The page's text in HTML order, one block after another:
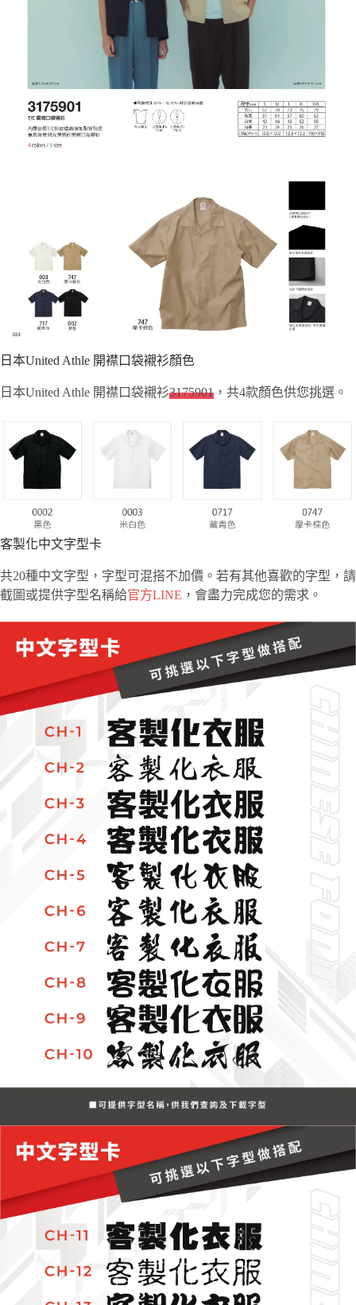
日本United Athle 開襟口袋襯衫顏色
日本United Athle 開襟口袋襯衫3175901 ，共4款顏色供您挑選。
客製化中文字型卡
共20種中文字型，字型可混搭不加價。若有其他喜歡的字型，請
截圖或提供字型名稱給官方LINE ，會盡力完成您的需求。